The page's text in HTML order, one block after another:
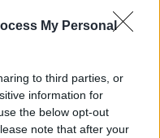
My Personal
to third parties, or
information for
the below opt-out
note that after your
KG Mobility